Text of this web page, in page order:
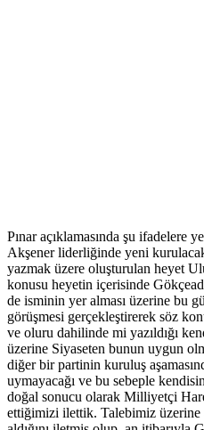
Pınar açıklamasında şu ifadelere
Akşener liderliğinde yeni
yazmak üzere oluşturulan heyet
konusu heyetin içerisinde
de isminin yer alması üzerine bu
görüşmesi gerçekleştirerek söz
ve oluru dahilinde mi yazıldığı
üzerine Siyaseten bunun uygun
diğer bir partinin kuruluş
uymayacağı ve bu sebeple
doğal sonucu olarak Milliyetçi
ettiğimizi ilettik. Talebimiz üzerine